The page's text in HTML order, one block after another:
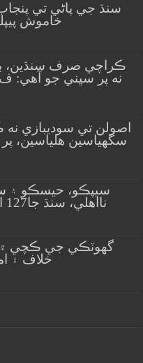
سنڌ جي پاڻي تي
خاموش
ڪراچي صرف سنڌين،
نه پر سڀني جو آهي:
سگهياسين هلياسين،
سيپڪو، حيسڪو
نااهلي، سنڌ جا127 ارب رپيا ٻڏي ويا؟
گهوٽڪي جي ڪچي ۾
خلاف ۽